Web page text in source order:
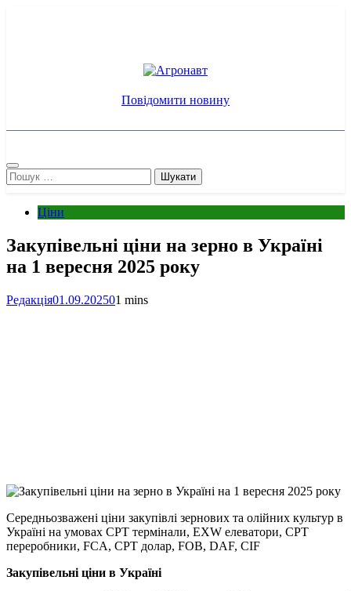
Агронавт
Новини українського агробізнесу
Повідомити новину
Пошук:
Ціни
Закупівельні ціни на зерно в Україні
на 1 вересня 2025 року
Редакція01.09.202501 mins
Link
Print
Середньозважені ціни закупівлі зернових та олійних культур в
Україні на умовах CPT термінали, EXW елеватори, CPT
переробники, FCA, CPT долар, FOB, DAF, CIF
Закупівельні ціни в Україні